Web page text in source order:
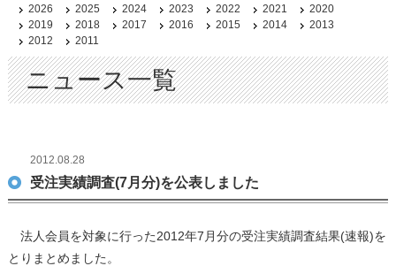
ニュース一覧
2012.08.28
受注実績調査(7月分)を公表しました
法人会員を対象に行った2012年7月分の受注実績調査結果(速報)を
とりまとめました。
2026 2025 2024 2023 2022 2021
2020
2019
2018 2017 2016 2015 2014
2013
2012
2011